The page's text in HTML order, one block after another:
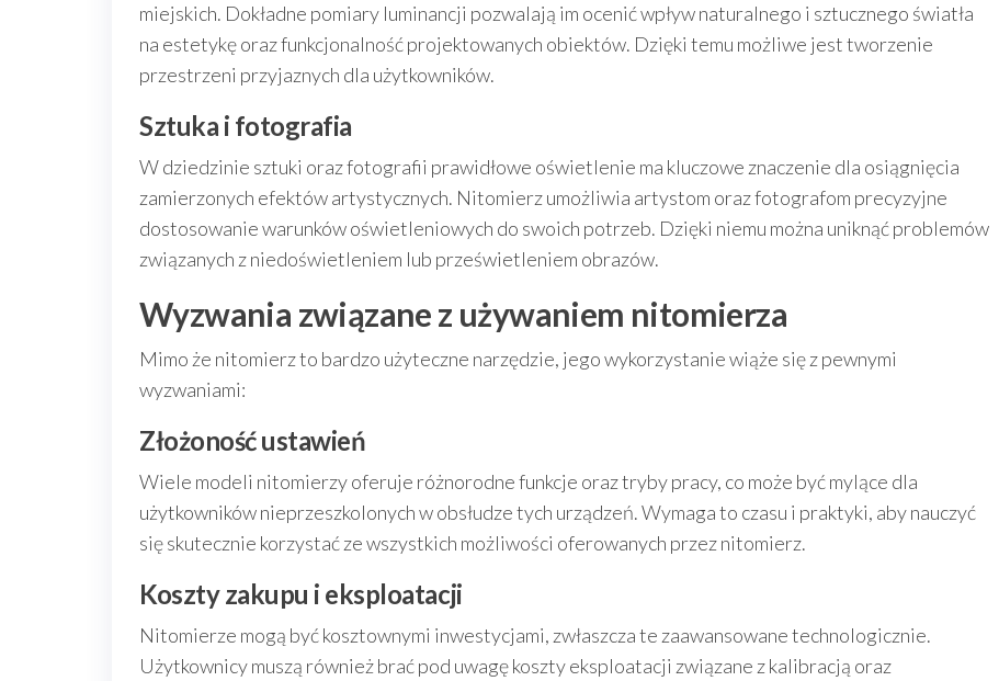
miejskich. Dokładne pomiary luminancji pozwalają im ocenić wpływ naturalnego i sztucznego światła
na estetykę oraz funkcjonalność projektowanych obiektów. Dzięki temu możliwe jest tworzenie
przestrzeni przyjaznych dla użytkowników.
Sztuka i fotografia
W dziedzinie sztuki oraz fotografii prawidłowe oświetlenie ma kluczowe znaczenie dla osiągnięcia
zamierzonych efektów artystycznych. Nitomierz umożliwia artystom oraz fotografom precyzyjne
dostosowanie warunków oświetleniowych do swoich potrzeb. Dzięki niemu można uniknąć problemów
związanych z niedoświetleniem lub prześwietleniem obrazów.
Wyzwania związane z używaniem nitomierza
Mimo że nitomierz to bardzo użyteczne narzędzie, jego wykorzystanie wiąże się z pewnymi
wyzwaniami:
Złożoność ustawień
Wiele modeli nitomierzy oferuje różnorodne funkcje oraz tryby pracy, co może być mylące dla
użytkowników nieprzeszkolonych w obsłudze tych urządzeń. Wymaga to czasu i praktyki, aby nauczyć
się skutecznie korzystać ze wszystkich możliwości oferowanych przez nitomierz.
Koszty zakupu i eksploatacji
Nitomierze mogą być kosztownymi inwestycjami, zwłaszcza te zaawansowane technologicznie.
Użytkownicy muszą również brać pod uwagę koszty eksploatacji związane z kalibracją oraz